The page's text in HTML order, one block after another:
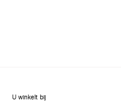
U winkelt bij